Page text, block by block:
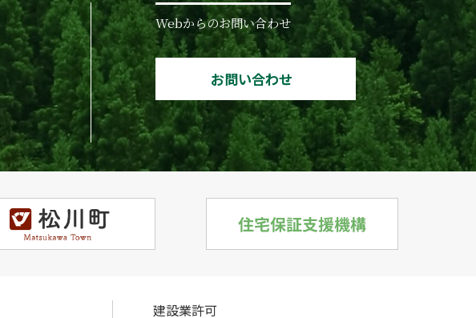
Webからのお問い合わせ
お問い合わせ
建設業許可